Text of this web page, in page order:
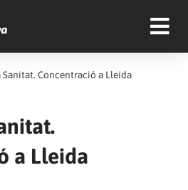
Sanitat. Concentració a Lleida
a Lleida